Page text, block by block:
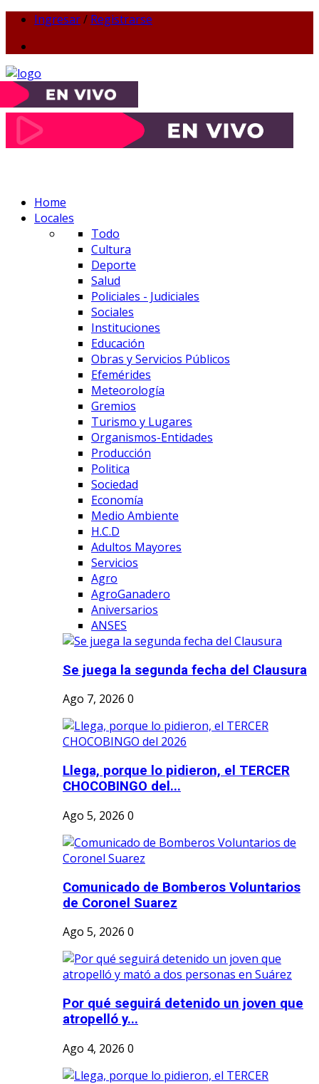
Ingresar/ Registrarse
Home
Locales
Todo
Cultura
Deporte
Salud
Policiales - Judiciales
Sociales
Instituciones
Educación
Obras y Servicios Públicos
Efemérides
Meteorología
Gremios
Turismo y Lugares
Organismos-Entidades
Producción
Politica
Sociedad
Economía
Medio Ambiente
H.C.D
Adultos Mayores
Servicios
Agro
AgroGanadero
Aniversarios
ANSES
Se juega la segunda fecha del Clausura
Ago 7, 2026 0
Llega, porque lo pidieron, el TERCER
CHOCOBINGO del...
Ago 5, 2026 0
Comunicado de Bomberos Voluntarios
de Coronel Suarez
Ago 5, 2026 0
Por qué seguirá detenido un joven que
atropelló y...
Ago 4, 2026 0